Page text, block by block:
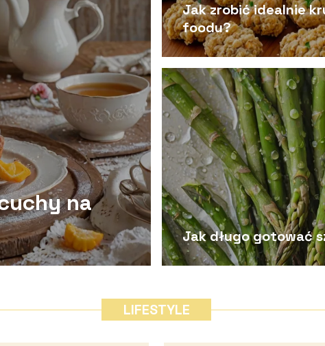
na
Jak zrobić idealnie
foodu?
Jak długo gotować
LIFESTYLE